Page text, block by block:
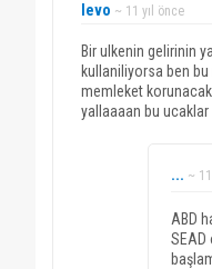
levo ~ 11 yıl önce
Bir ulkenin gelirinin
kullaniliyorsa ben
memleket
yallaaaan bu
... ~
ABD
SEAD